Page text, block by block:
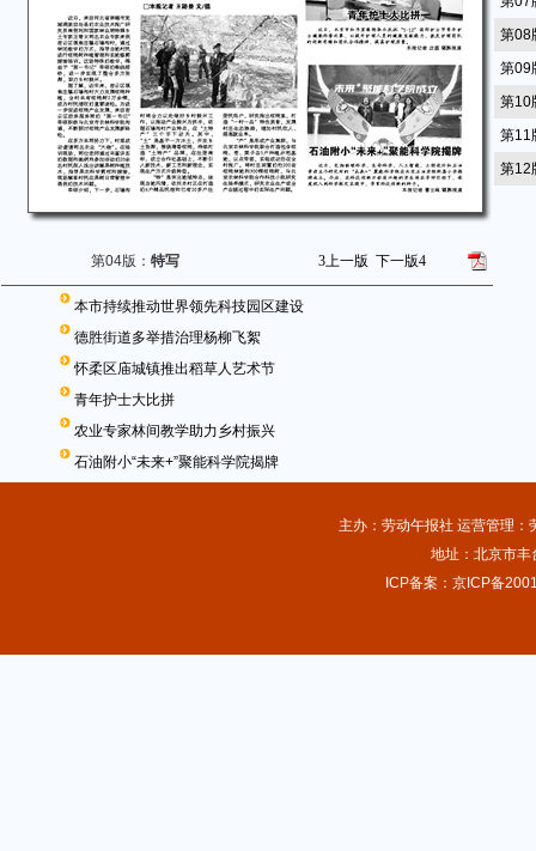
第04版： 特写 3上一版 下一版4
本市持续推动世界领先科技园区建设
德胜街道多举措治理杨柳飞絮
怀柔区庙城镇推出稻草人艺术节
青年护士大比拼
农业专家林间教学助力乡村振兴
石油附小“未来+”聚能科学院揭牌
第08
第09
第10
第11
第12
主办：劳动午报社 运营管理
地址：北京市
ICP备案：京ICP备